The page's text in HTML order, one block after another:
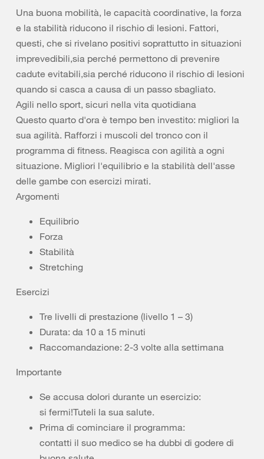
Una buona mobilità, le capacità coordinative, la forza
e la stabilità riducono il rischio di lesioni. Fattori,
questi, che si rivelano positivi soprattutto in situazioni
imprevedibili,sia perché permettono di prevenire
cadute evitabili,sia perché riducono il rischio di lesioni
quando si casca a causa di un passo sbagliato.
Agili nello sport, sicuri nella vita quotidiana
Questo quarto d'ora è tempo ben investito: migliori la
sua agilità. Rafforzi i muscoli del tronco con il
programma di fitness. Reagisca con agilità a ogni
situazione. Migliori l'equilibrio e la stabilità dell'asse
delle gambe con esercizi mirati.
Argomenti
Equilibrio
Forza
Stabilità
Stretching
Esercizi
Tre livelli di prestazione (livello 1 – 3)
Durata: da 10 a 15 minuti
Raccomandazione: 2-3 volte alla settimana
Importante
Se accusa dolori durante un esercizio:
si fermi!Tuteli la sua salute.
Prima di cominciare il programma:
contatti il suo medico se ha dubbi di godere di